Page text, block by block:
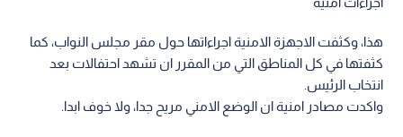
هذا، وكثفت الاجهزة الامنية اجراءاتها حول مقر مجلس النواب، كما
كثفتها في كل المناطق التي من المقرر ان تشهد احتفالات بعد
انتخاب الرئيس.
واكدت مصادر امنية ان الوضع الامني مريح جدا، ولا خوف ابدا.